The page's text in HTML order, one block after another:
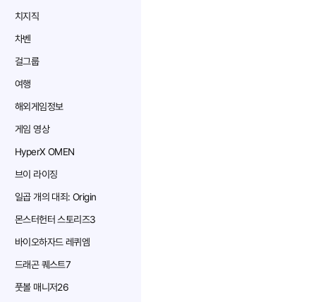
치지직
차벤
걸그룹
여행
해외게임정보
게임 영상
HyperX OMEN
브이 라이징
일곱 개의 대죄: Origin
몬스터헌터 스토리즈3
바이오하자드 레퀴엠
드래곤 퀘스트7
풋볼 매니저26